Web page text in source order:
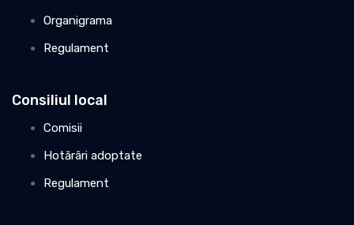
Organigrama
Regulament
Consiliul local
Comisii
Hotărâri adoptate
Regulament